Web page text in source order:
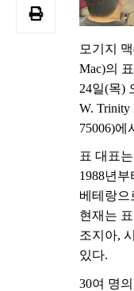
모기지 맥
Mac)의
24일(목)
W. Trinity
75006)에
표 대표는
1988년부
베테랑으
현재는
조지아,
있다.
30여 명의